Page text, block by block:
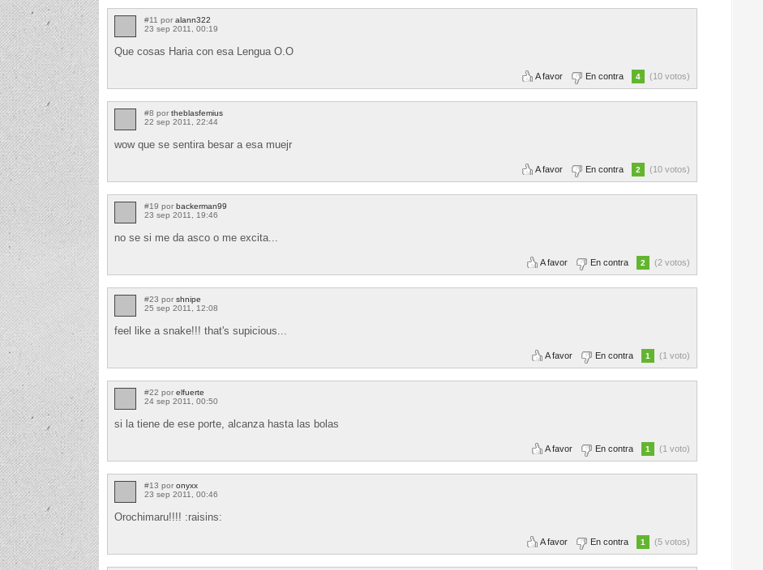
#11 por alann322
23 sep 2011, 00:19
Que cosas Haria con esa Lengua O.O
A favor En contra 4 (10 votos)
#8 por theblasfemius
22 sep 2011, 22:44
wow que se sentira besar a esa muejr
A favor En contra 2 (10 votos)
#19 por backerman99
23 sep 2011, 19:46
no se si me da asco o me excita...
A favor En contra 2 (2 votos)
#23 por shnipe
25 sep 2011, 12:08
feel like a snake!!! that's supicious...
A favor En contra 1 (1 voto)
#22 por elfuerte
24 sep 2011, 00:50
si la tiene de ese porte, alcanza hasta las bolas
A favor En contra 1 (1 voto)
#13 por onyxx
23 sep 2011, 00:46
Orochimaru!!!! :raisins:
A favor En contra 1 (5 votos)